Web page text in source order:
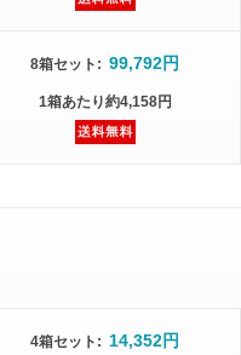
8箱セット : 99,792円
1箱あたり約4,158円
4箱セット : 14,352円